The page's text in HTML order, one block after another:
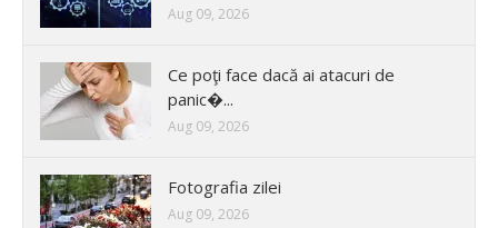
Aug 09, 2026
Ce poţi face dacă ai atacuri de
panic�...
Aug 09, 2026
Fotografia zilei
Aug 09, 2026